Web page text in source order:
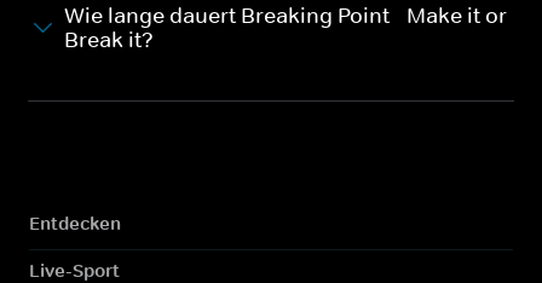
Wie lange dauert Breaking Point - Make it or
Break it?
Entdecken
Live-Sport